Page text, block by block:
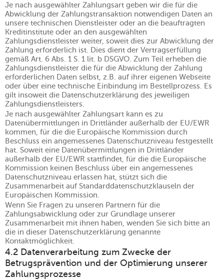
Je nach ausgewählter Zahlungsart geben wir die für die
Abwicklung der Zahlungstransaktion notwendigen Daten an
unsere technischen Dienstleister oder an die beauftragten
Kreditinstitute oder an den ausgewählten
Zahlungsdienstleister weiter, soweit dies zur Abwicklung der
Zahlung erforderlich ist. Dies dient der Vertragserfüllung
gemäß Art. 6 Abs. 1 S. 1 lit. b DSGVO. Zum Teil erheben die
Zahlungsdienstleister die für die Abwicklung der Zahlung
erforderlichen Daten selbst, z.B. auf ihrer eigenen Webseite
oder über eine technische Einbindung im Bestellprozess. Es
gilt insoweit die Datenschutzerklärung des jeweiligen
Zahlungsdienstleisters.
Je nach ausgewählter Zahlungsart kann es zu
Datenübermittlungen in Drittländer außerhalb der EU/EWR
kommen, für die die Europäische Kommission durch
Beschluss ein angemessenes Datenschutzniveau festgestellt
hat. Soweit eine Datenübermittlungen in Drittländer
außerhalb der EU/EWR stattfindet, für die die Europäische
Kommission keinen Beschluss über ein angemessenes
Datenschutzniveau erlassen hat, stützt sich die
Zusammenarbeit auf Standarddatenschutzklauseln der
Europäischen Kommission.
Wenn Sie Fragen zu unseren Partnern für die
Zahlungsabwicklung oder zur Grundlage unserer
Zusammenarbeit mit ihnen haben, wenden Sie sich bitte an
die in dieser Datenschutzerklärung genannte
Kontaktmöglichkeit.
4.2 Datenverarbeitung zum Zwecke der
Betrugsprävention und der Optimierung unserer
Zahlungsprozesse